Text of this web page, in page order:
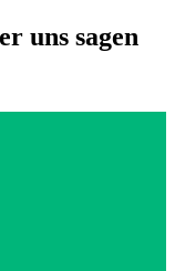
uns sagen